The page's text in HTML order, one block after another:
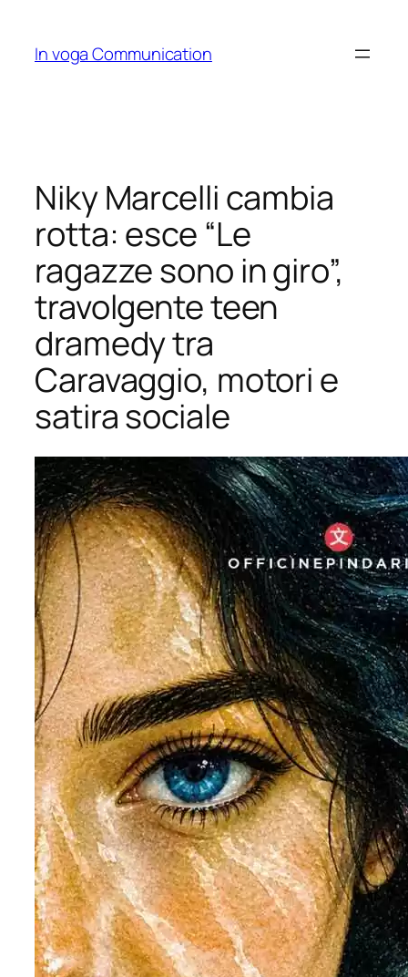
content
In voga Communication
Niky Marcelli cambia
rotta: esce “Le
ragazze sono in giro”,
travolgente teen
dramedy tra
Caravaggio, motori e
satira sociale